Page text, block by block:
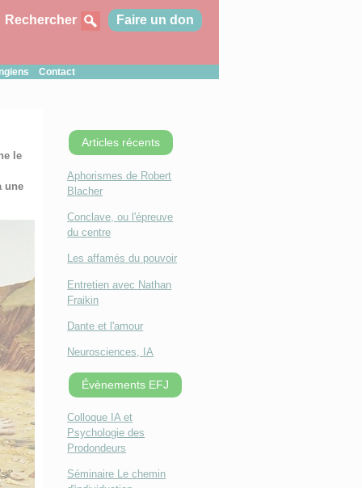
Rechercher Faire un don
Contact
le
une
Articles récents
Aphorismes de Robert
Blacher
Conclave, ou l'épreuve
du centre
Les affamés du pouvoir
Entretien avec Nathan
Fraikin
Dante et l'amour
Neurosciences, IA
Évènements EFJ
Colloque IA et
Psychologie des
Prodondeurs
Séminaire Le chemin